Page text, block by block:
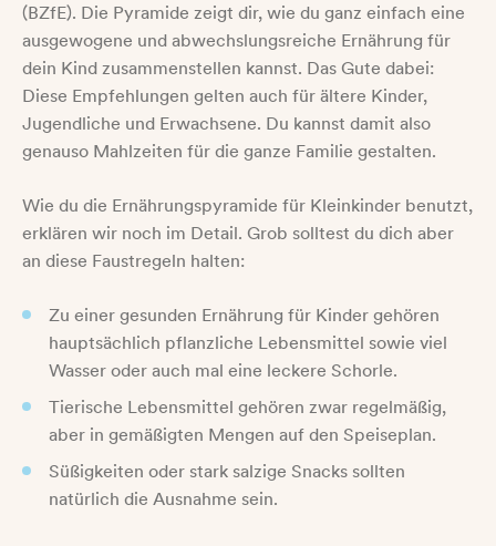
(BZfE). Die Pyramide zeigt dir, wie du ganz einfach eine
ausgewogene und abwechslungsreiche Ernährung für
dein Kind zusammenstellen kannst. Das Gute dabei:
Diese Empfehlungen gelten auch für ältere Kinder,
Jugendliche und Erwachsene. Du kannst damit also
genauso Mahlzeiten für die ganze Familie gestalten.
Wie du die Ernährungspyramide für Kleinkinder benutzt,
erklären wir noch im Detail. Grob solltest du dich aber
an diese Faustregeln halten:
Zu einer gesunden Ernährung für Kinder gehören
hauptsächlich pflanzliche Lebensmittel sowie viel
Wasser oder auch mal eine leckere Schorle.
Tierische Lebensmittel gehören zwar regelmäßig,
aber in gemäßigten Mengen auf den Speiseplan.
Süßigkeiten oder stark salzige Snacks sollten
natürlich die Ausnahme sein.